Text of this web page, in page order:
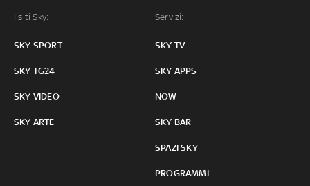
I siti Sky:
SKY SPORT
SKY TG24
SKY VIDEO
SKY ARTE
Servizi:
SKY TV
SKY APPS
NOW
SKY BAR
SPAZI SKY
PROGRAMMI